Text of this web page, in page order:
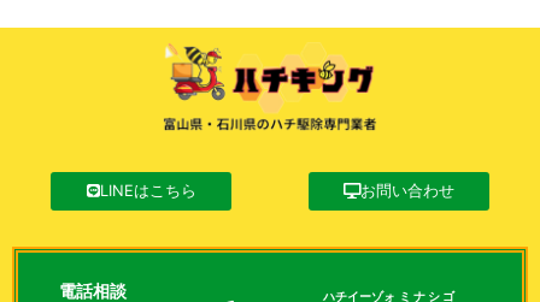
LINEはこちら お問い合わせ
電話相談 ハチイーゾォ ミナシゴ